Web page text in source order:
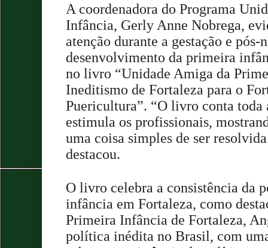
A coordenadora do Programa
Infância, Gerly Anne Nobrega,
atenção durante a gestação e pós-
desenvolvimento da primeira
no livro “Unidade Amiga da
Ineditismo de Fortaleza para o
Puericultura”. “O livro conta
estimula os profissionais,
uma coisa simples de ser
destacou.
O livro celebra a consistência da
infância em Fortaleza, como
Primeira Infância de Fortaleza,
política inédita no Brasil, com